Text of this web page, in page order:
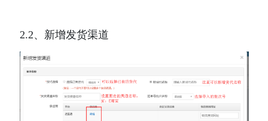
2.2、新增发货渠道